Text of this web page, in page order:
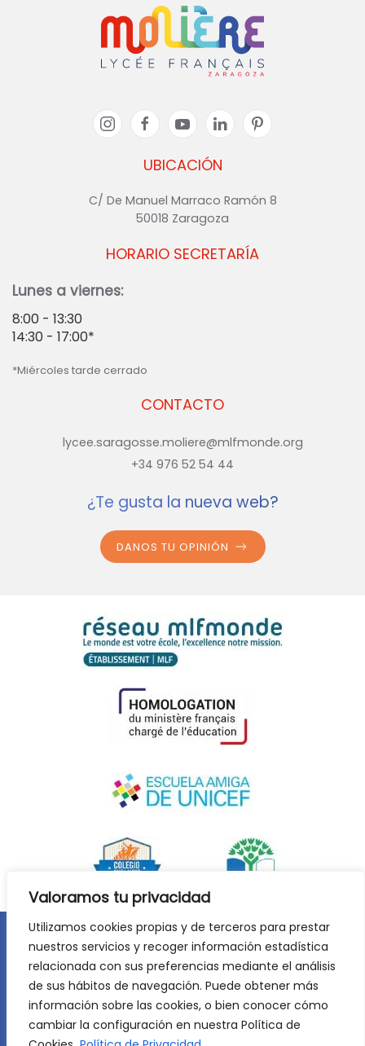
Valoramos tu privacidad
Utilizamos cookies propias y de terceros para prestar
nuestros servicios y recoger información estadística
relacionada con sus preferencias mediante el análisis
de sus hábitos de navegación. Puede obtener más
información sobre las cookies, o bien conocer cómo
cambiar la configuración en nuestra Política de
UBICACIÓN
C/ De Manuel Marraco Ramón 8
50018 Zaragoza
CONTACTO
lycee.saragosse.moliere@mlfmonde.org
+34 976 52 54 44
HORARIO SECRETARÍA
Lunes a viernes:
8:00 - 13:30
14:30 - 17:00*
*Miércoles tarde cerrado
¿Te gusta la nueva web?
DANOS TU OPINIÓN
Aviso legal
Política de privacidad
Política de cookies
©2026Lycée Français Molière de Zaragoza. Todos los
derechos reservados. Desarrollo web: